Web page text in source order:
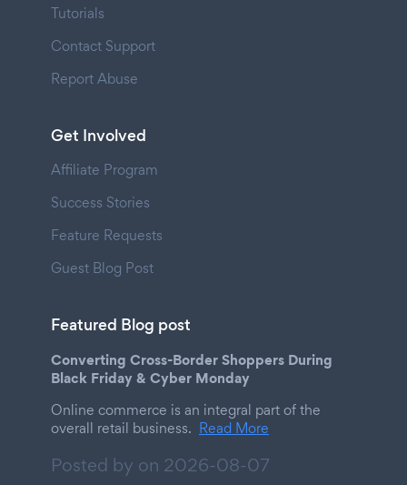
Tutorials
Contact Support
Report Abuse
Get Involved
Affiliate Program
Success Stories
Feature Requests
Guest Blog Post
Featured Blog post
Converting Cross-Border Shoppers During
Black Friday & Cyber Monday
Online commerce is an integral part of the
overall retail business. Read More
Posted by on 2026-08-07